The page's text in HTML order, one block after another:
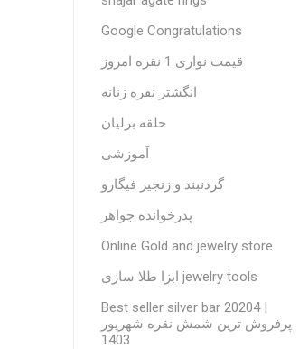
Google Congratulations
قیمت نواری 1 نقره امروز
انگشتر نقره زنانه
حلقه برلیان
آموزشی
گردنبند و زنجیر فیگارو
پدرخوانده جواهر
Online Gold and jewelry store
ابزا طلا سازی jewelry tools
Best seller silver bar 20204 |
پرفروش ترین شمش نقره شهریور
1403